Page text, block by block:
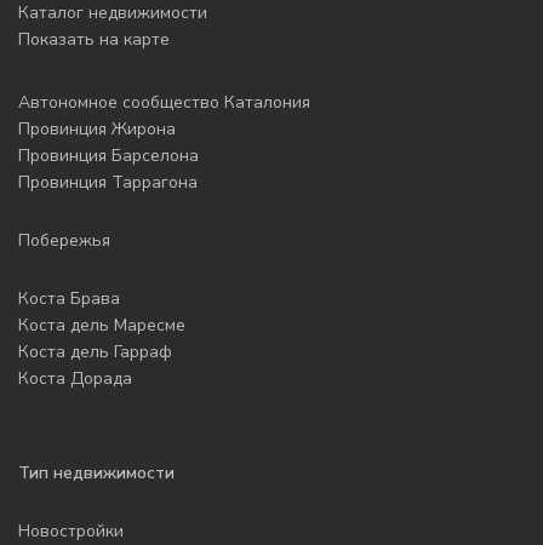
Каталог недвижимости
Показать на карте
Автономное сообщество Каталония
Провинция Жирона
Провинция Барселона
Провинция Таррагона
Побережья
Коста Брава
Коста дель Маресме
Коста дель Гарраф
Коста Дорада
Тип недвижимости
Новостройки